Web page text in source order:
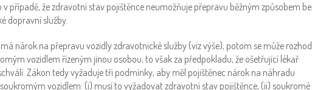
případě, že zdravotní stav pojištěnce neumožňuje přepravu běžným způsobem
dopravní služby.
nárok na přepravu vozidly zdravotnické služby (viz výše), potom se může
vozidlem řízeným jinou osobou, to však za předpokladu, že ošetřující lékař
Zákon tedy vyžaduje tři podmínky, aby měl pojištěnec nárok na náhradu
vozidlem: (i) musí to vyžadovat zdravotní stav pojištěnce, (ii) soukromé